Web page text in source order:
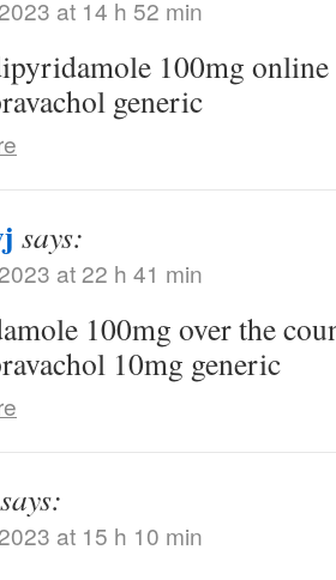
at 14 h 52 min
100mg online
generic
says:
at 22 h 41 min
100mg over the
10mg generic
says:
at 15 h 10 min